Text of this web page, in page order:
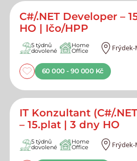
C#/.NET Developer –
HO | Ičo/HPP
5 týdnů
dovolené
Home
Office
60 000 - 90 000 Kč
IT Konzultant (C#/
– 15.plat | 3 dny HO
5 týdnů
dovolené
Home
Office